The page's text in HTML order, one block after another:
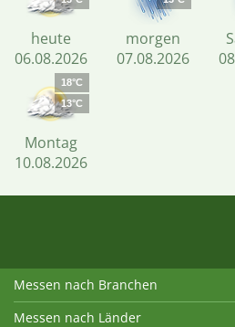
heute
06.08.2026
morgen
07.08.2026
18°C
13°C
Montag
10.08.2026
Messen nach Branchen
Messen nach Länder